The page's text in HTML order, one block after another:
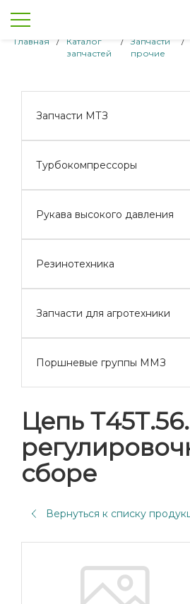
Главная /
Каталог
запчастей
/
Запчасти
прочие
/
Запчасти МТЗ
Турбокомпрессоры
Рукава высокого давления
Резинотехника
Запчасти для агротехники
Поршневые группы ММЗ
Цепь
сборе
Вернуться к списку